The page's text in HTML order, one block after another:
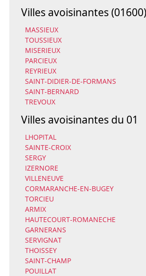
Villes avoisinantes (01600)
MASSIEUX
TOUSSIEUX
MISERIEUX
PARCIEUX
REYRIEUX
SAINT-DIDIER-DE-FORMANS
SAINT-BERNARD
TREVOUX
Villes avoisinantes du 01
LHOPITAL
SAINTE-CROIX
SERGY
IZERNORE
VILLENEUVE
CORMARANCHE-EN-BUGEY
TORCIEU
ARMIX
HAUTECOURT-ROMANECHE
GARNERANS
SERVIGNAT
THOISSEY
SAINT-CHAMP
POUILLAT